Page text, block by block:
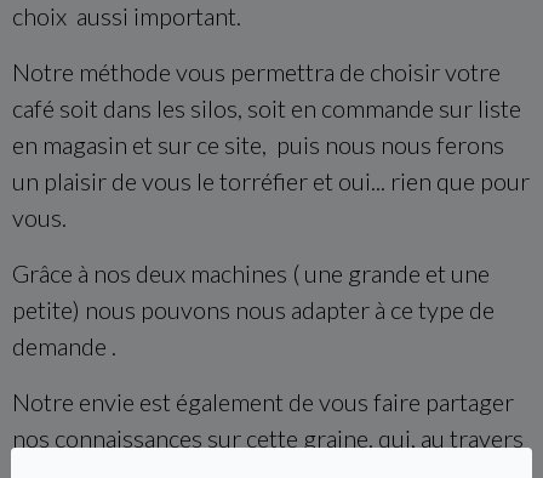
choix aussi important.
Notre méthode vous permettra de choisir votre
café soit dans les silos, soit en commande sur liste
en magasin et sur ce site, puis nous nous ferons
un plaisir de vous le torréfier et oui... rien que pour
vous.
Grâce à nos deux machines ( une grande et une
petite) nous pouvons nous adapter à ce type de
demande .
Notre envie est également de vous faire partager
nos connaissances sur cette graine, qui, au travers